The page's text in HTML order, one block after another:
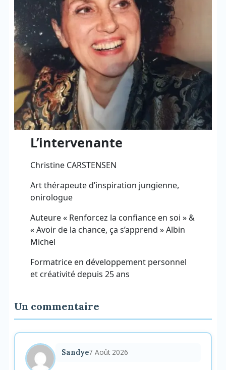
L’intervenante
Christine CARSTENSEN
Art thérapeute d’inspiration jungienne,
onirologue
Auteure « Renforcez la confiance en soi » &
« Avoir de la chance, ça s’apprend » Albin
Michel
Formatrice en développement personnel
et créativité depuis 25 ans
Un commentaire
Sandye7 Août 2026